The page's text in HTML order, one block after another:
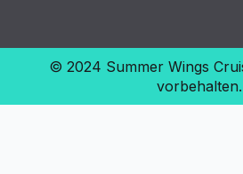
© 2024 Summer Wings
vorbehalten.